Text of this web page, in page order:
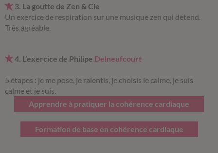
3. La goutte de Zen & Cie
Un exercice de respiration sur une musique zen qui détend.
Très agréable.
4. L’exercice de Philipe Delneufcourt
5 étapes : je me pose, je ralentis, je choisis le calme, je suis
calme et je suis.
Apprendre à pratiquer la cohérence cardiaque
Formation de base en cohérence cardiaque